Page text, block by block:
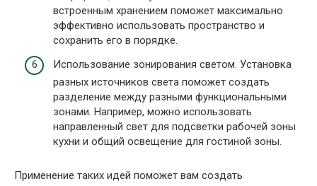
встроенным хранением поможет максимально
эффективно использовать пространство и
сохранить его в порядке.
Использование зонирования светом. Установка
разных источников света поможет создать
разделение между разными функциональными
зонами. Например, можно использовать
направленный свет для подсветки рабочей зоны
кухни и общий освещение для гостиной зоны.
Применение таких идей поможет вам создать